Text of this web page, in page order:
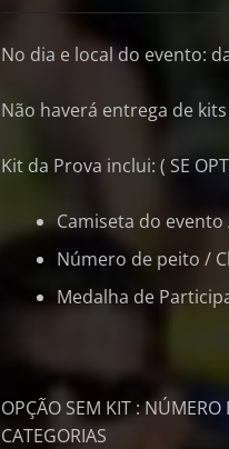
No dia e local do evento:
Não haverá entrega de
Kit da Prova inclui: ( SE
Camiseta do
Número de peito /
Medalha de
OPÇÃO SEM KIT :
CATEGORIAS